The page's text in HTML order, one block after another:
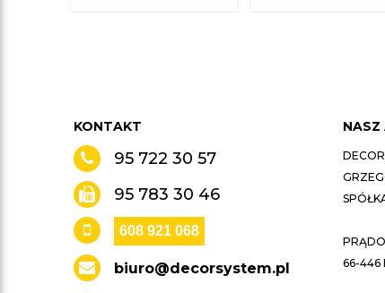
KONTAKT
95 722 30 57
95 783 30 46
608 921 068
biuro@decorsystem.pl
NASZ
66-446